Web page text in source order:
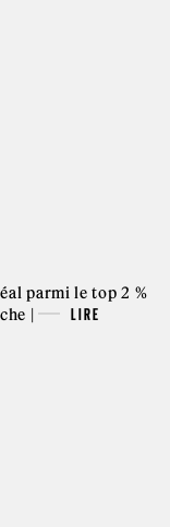
parmi le top 2 %
|
LIRE